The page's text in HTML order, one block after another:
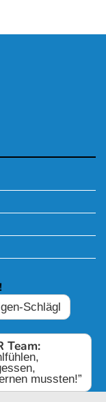
Schlägl
Team:
mussten!”